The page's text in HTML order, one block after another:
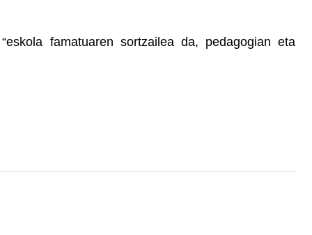
famatuaren sortzailea da, pedagogian eta